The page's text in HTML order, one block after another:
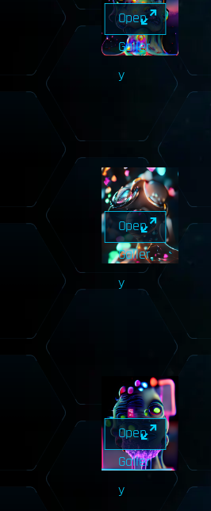
Open
Galler
y
Open
Galler
y
Open
Galler
y